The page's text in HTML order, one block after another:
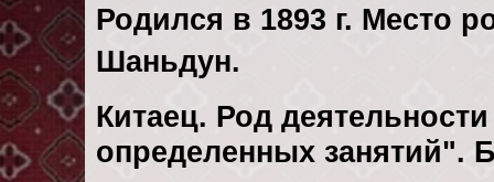
Родился в 1893 г. Место
Шаньдун.
Китаец. Род
определенных занятий".